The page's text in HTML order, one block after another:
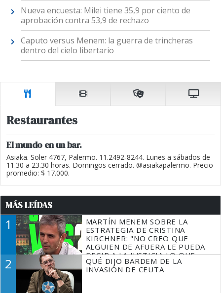
Nueva encuesta: Milei tiene 35,9 por ciento de
aprobación contra 53,9 de rechazo
Caputo versus Menem: la guerra de trincheras
dentro del cielo libertario
Restaurantes
El mundo en un bar.
Asiaka. Soler 4767, Palermo. 11.2492-8244. Lunes a sábados de
11.30 a 23.30 horas. Domingos cerrado. @asiakapalermo. Precio
promedio: $ 17.000.
MÁS LEÍDAS
1
MARTÍN MENEM SOBRE LA
ESTRATEGIA DE CRISTINA
KIRCHNER: "NO CREO QUE
ALGUIEN DE AFUERA LE PUEDA
DECIR A LA JUSTICIA LO QUE
TIENE QUE HACER"
2
QUÉ DIJO BARDEM DE LA
INVASIÓN DE CEUTA